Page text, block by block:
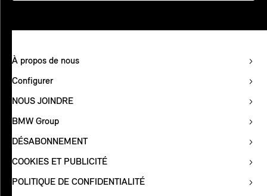
À propos de nous
Configurer
NOUS JOINDRE
BMW Group
DÉSABONNEMENT
COOKIES ET PUBLICITÉ
POLITIQUE DE CONFIDENTIALITÉ